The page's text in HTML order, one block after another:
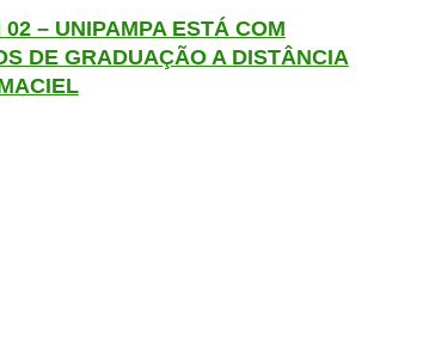
– UNIPAMPA ESTÁ COM
DE GRADUAÇÃO A DISTÂNCIA